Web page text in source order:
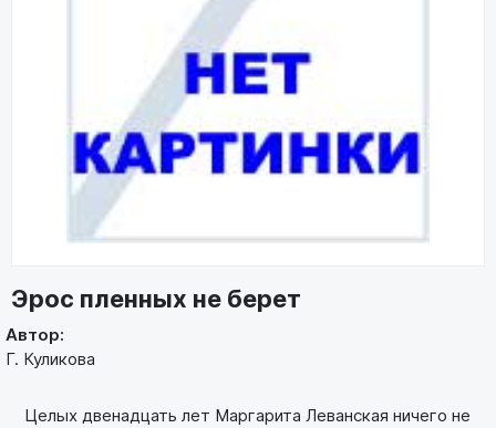
Эрос пленных не берет
Автор:
Г. Куликова
Целых двенадцать лет Маргарита Леванская ничего не